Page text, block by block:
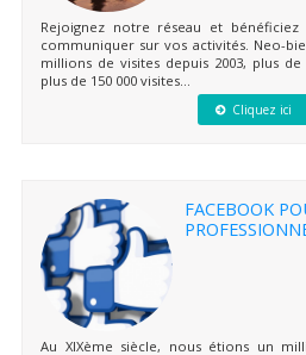
Rejoignez notre réseau et
communiquer sur vos activités. Neo-
millions de visites depuis 2003, plus
plus de 150 000 visites...
Cliquez ici
FACEBOOK
Au XIXème siècle, nous étions un